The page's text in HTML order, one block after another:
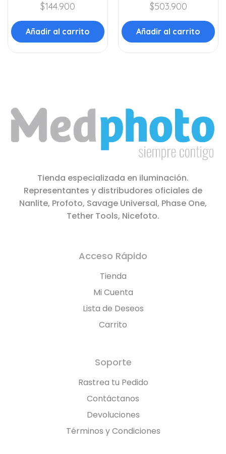
$144.900
Añadir al carrito
$503.900
Añadir al carrito
Tienda especializada en iluminación.
Representantes y distribudores oficiales de
Nanlite, Profoto, Savage Universal, Phase One,
Tether Tools, Nicefoto.
Acceso Rápido
Tienda
Mi Cuenta
Lista de Deseos
Carrito
Soporte
Rastrea tu Pedido
Contáctanos
Devoluciones
Términos y Condiciones